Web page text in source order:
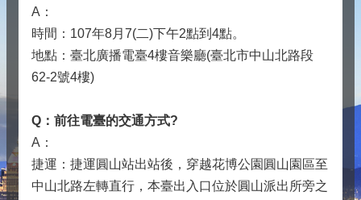
A：
時間：107年8月7(二)下午2點到4點。
地點：臺北廣播電臺4樓音樂廳(臺北市中山北路段
62-2號4樓)
Q ：前往電臺的交通方式?
A：
捷運：捷運圓山站出站後，穿越花博公園圓山園區至
中山北路左轉直行，本臺出入口位於圓山派出所旁之